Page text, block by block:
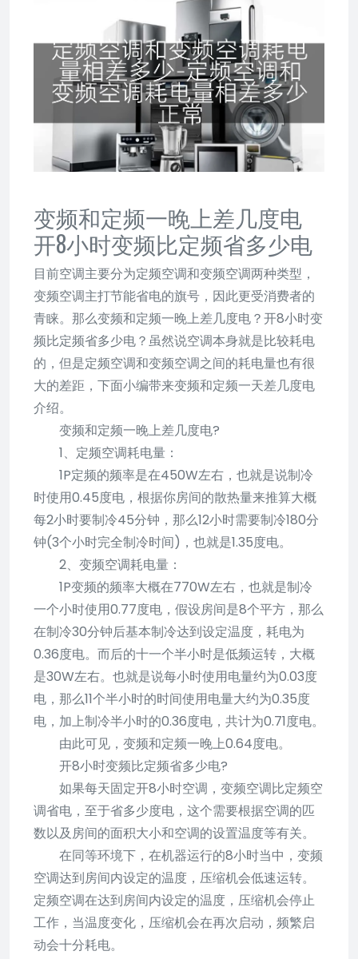
变频和定频一晚上差几度电
开8小时变频比定频省多少电
目前空调主要分为定频空调和变频空调两种类型，
变频空调主打节能省电的旗号，因此更受消费者的
青睐。那么变频和定频一晚上差几度电？开8小时变
频比定频省多少电？虽然说空调本身就是比较耗电
的，但是定频空调和变频空调之间的耗电量也有很
大的差距，下面小编带来变频和定频一天差几度电
介绍。
变频和定频一晚上差几度电?
1、定频空调耗电量：
1P定频的频率是在450W左右，也就是说制冷
时使用0.45度电，根据你房间的散热量来推算大概
每2小时要制冷45分钟，那么12小时需要制冷180分
钟(3个小时完全制冷时间)，也就是1.35度电。
2、变频空调耗电量：
1P变频的频率大概在770W左右，也就是制冷
一个小时使用0.77度电，假设房间是8个平方，那么
在制冷30分钟后基本制冷达到设定温度，耗电为
0.36度电。而后的十一个半小时是低频运转，大概
是30W左右。也就是说每小时使用电量约为0.03度
电，那么11个半小时的时间使用电量大约为0.35度
电，加上制冷半小时的0.36度电，共计为0.71度电。
由此可见，变频和定频一晚上0.64度电。
开8小时变频比定频省多少电?
如果每天固定开8小时空调，变频空调比定频空
调省电，至于省多少度电，这个需要根据空调的匹
数以及房间的面积大小和空调的设置温度等有关。
在同等环境下，在机器运行的8小时当中，变频
空调达到房间内设定的温度，压缩机会低速运转。
定频空调在达到房间内设定的温度，压缩机会停止
工作，当温度变化，压缩机会在再次启动，频繁启
动会十分耗电。